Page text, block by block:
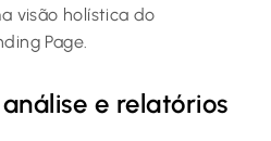
visão holística do
Page.
e relatórios